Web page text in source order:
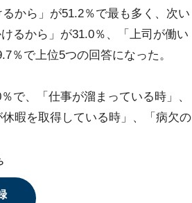
から」が51.2％で最も多く、次い
るから」が31.0％、「上司が働い
％で上位5つの回答になった。
で、「仕事が溜まっている時」、
暇を取得している時」、「病欠の